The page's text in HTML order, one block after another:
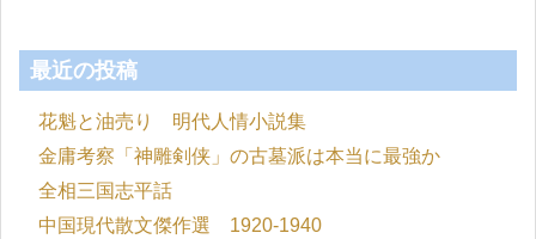
最近の投稿
花魁と油売り 明代人情小説集
金庸考察「神雕剣侠」の古墓派は本当に最強か
全相三国志平話
中国現代散文傑作選 1920-1940